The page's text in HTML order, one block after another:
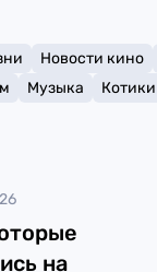
Новости кино
Музыка Котики
на